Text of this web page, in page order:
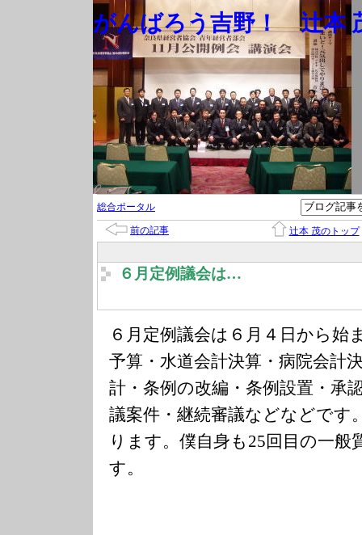
がんばろう吉野！ 辻本
総合ポータル
前の記事 辻本 茂のトップ
６月定例議会は…
６月定例議会は６月４日から始
予算・水道会計決算・病院会計
計・条例の改編・条例設置・承
議案件・継続審議などなどです
ります。僕自身も25回目の一般
す。